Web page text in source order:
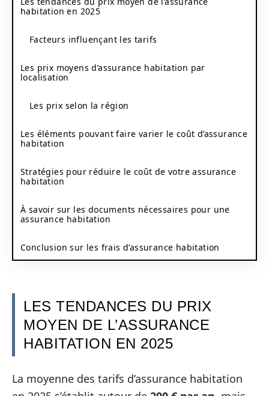
habitation en 2025
Facteurs influençant les tarifs
Les prix moyens d’assurance habitation par
localisation
Les prix selon la région
Les éléments pouvant faire varier le coût d’assurance
habitation
Stratégies pour réduire le coût de votre assurance
habitation
À savoir sur les documents nécessaires pour une
assurance habitation
Conclusion sur les frais d’assurance habitation
LES TENDANCES DU PRIX
MOYEN DE L’ASSURANCE
HABITATION EN 2025
La moyenne des tarifs d’assurance habitation